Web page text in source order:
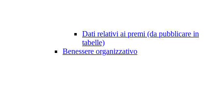
Dati relativi ai premi (da pubblicare in
tabelle)
Benessere organizzativo